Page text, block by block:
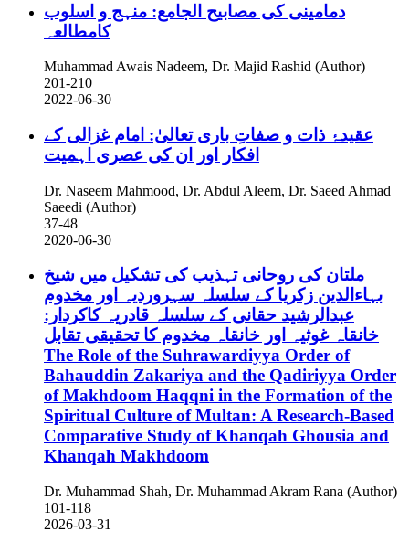
دمامینی کی مصابیح الجامع: منہج و اسلوب
کامطالعہ
Muhammad Awais Nadeem, Dr. Majid Rashid (Author)
201-210
2022-06-30
عقیدۂ ذات و صفاتِ باری تعالیٰ: امام غزالى کے
افکار اور ان كى عصرى اہمیت
Dr. Naseem Mahmood, Dr. Abdul Aleem, Dr. Saeed Ahmad
Saeedi (Author)
37-48
2020-06-30
ملتان کی روحانی تہذیب کی تشکیل میں شیخ
بہاءالدین زکریا کے سلسلہ سہروردیہ اور مخدوم
عبدالرشید حقانی کے سلسلہ قادریہ کاکردار:
خانقاہ غوثیہ اور خانقاہ مخدوم کا تحقیقی تقابل
The Role of the Suhrawardiyya Order of
Bahauddin Zakariya and the Qadiriyya Order
of Makhdoom Haqqni in the Formation of the
Spiritual Culture of Multan: A Research-Based
Comparative Study of Khanqah Ghousia and
Khanqah Makhdoom
Dr. Muhammad Shah, Dr. Muhammad Akram Rana (Author)
101-118
2026-03-31